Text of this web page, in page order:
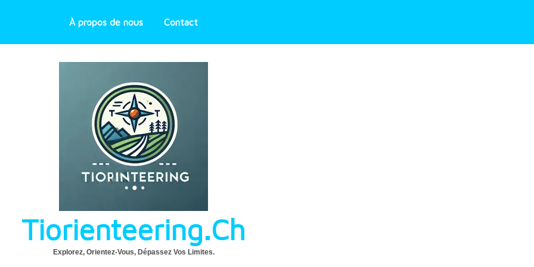
À propos de nous Contact
Tiorienteering.ch
Explorez, Orientez-Vous, Dépassez Vos Limites.